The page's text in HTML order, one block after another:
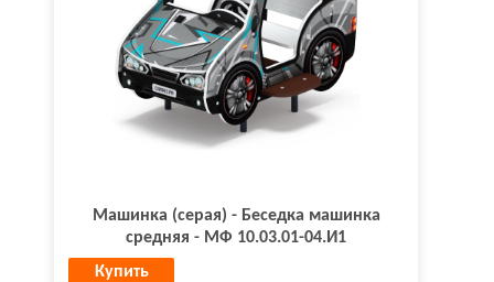
Машинка (серая) - Беседка машинка
средняя - МФ 10.03.01-04.И1
Купить